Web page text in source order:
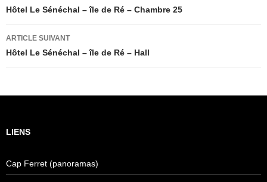
des
articles
Hôtel Le Sénéchal – île de Ré – Chambre 25
ARTICLE SUIVANT
Hôtel Le Sénéchal – île de Ré – Hall
LIENS
Cap Ferret (panoramas)